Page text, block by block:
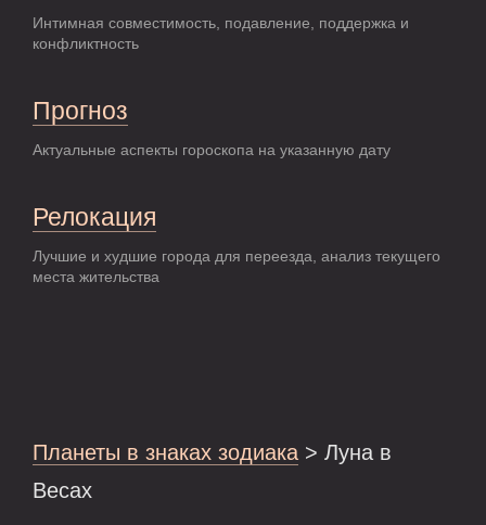
Интимная совместимость, подавление, поддержка и
конфликтность
Прогноз
Актуальные аспекты гороскопа на указанную дату
Релокация
Лучшие и худшие города для переезда, анализ текущего
места жительства
Планеты в знаках зодиака > Луна в
Весах